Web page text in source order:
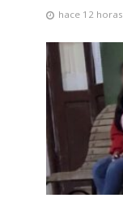
hace 12 horas